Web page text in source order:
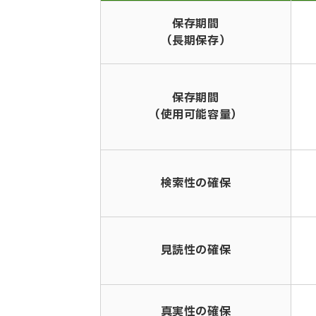
保存期間
（長期保存）
保存期間
（使用可能容量）
検索性の確保
見読性の確保
真実性の確保